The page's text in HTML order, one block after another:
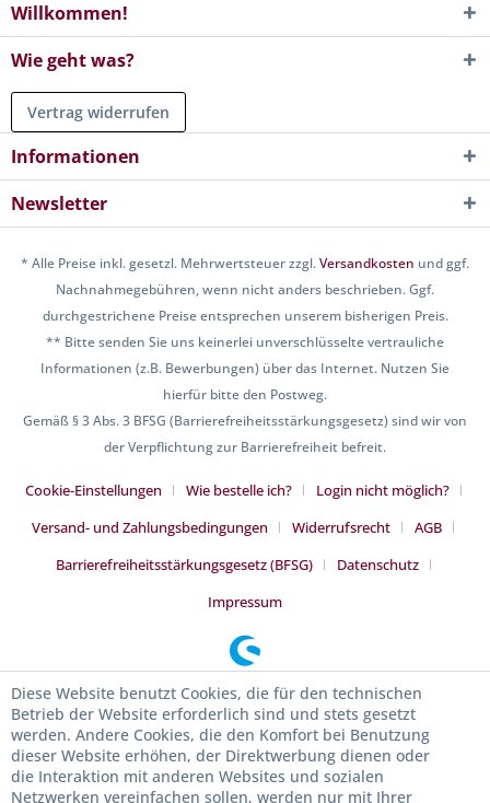
Willkommen!
Wie geht was?
Vertrag widerrufen
Informationen
Newsletter
* Alle Preise inkl. gesetzl. Mehrwertsteuer zzgl.Versandkosten und ggf.
Nachnahmegebühren, wenn nicht anders beschrieben. Ggf.
durchgestrichene Preise entsprechen unserem bisherigen Preis.
** Bitte senden Sie uns keinerlei unverschlüsselte vertrauliche
Informationen (z.B. Bewerbungen) über das Internet. Nutzen Sie
hierfür bitte den Postweg.
Gemäß § 3 Abs. 3 BFSG (Barrierefreiheitsstärkungsgesetz) sind wir von
der Verpflichtung zur Barrierefreiheit befreit.
Cookie-Einstellungen Wie bestelle ich?
Login nicht möglich?
Versand- und Zahlungsbedingungen
Widerrufsrecht
AGB
Barrierefreiheitsstärkungsgesetz (BFSG)
Datenschutz
Impressum
Diese Website benutzt Cookies, die für den technischen
Betrieb der Website erforderlich sind und stets gesetzt
werden. Andere Cookies, die den Komfort bei Benutzung
dieser Website erhöhen, der Direktwerbung dienen oder
die Interaktion mit anderen Websites und sozialen
Netzwerken vereinfachen sollen, werden nur mit Ihrer